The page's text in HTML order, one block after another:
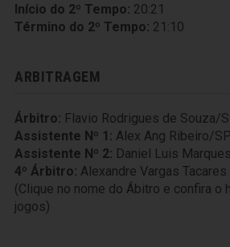
Início do 2º Tempo: 20:21
Término do 2º Tempo: 21:10
ARBITRAGEM
Árbitro: Flavio Rodrigues de Souza/
Assistente Nº 1: Alex Ang Ribeiro/SP
Assistente Nº 2: Daniel Luis
4º Árbitro: Alexandre Vargas
(Clique no nome do Ábitro e confira o
jogos)